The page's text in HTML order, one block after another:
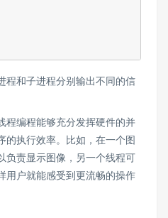
程和子进程分别输出不同的信
程编程能够充分发挥硬件的并
的执行效率。比如，在一个图
负责显示图像，另一个线程可
用户就能感受到更流畅的操作